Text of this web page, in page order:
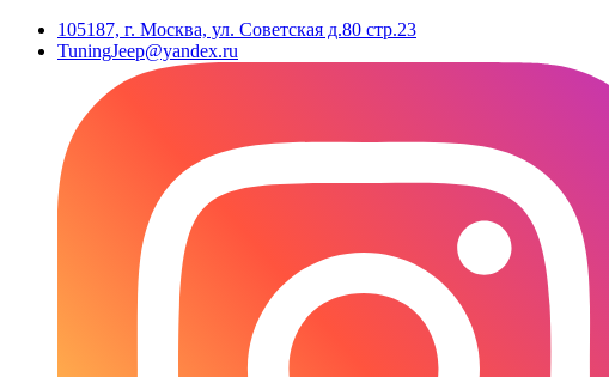
105187, г. Москва, ул. Советская д.80 стр.23
TuningJeep@yandex.ru